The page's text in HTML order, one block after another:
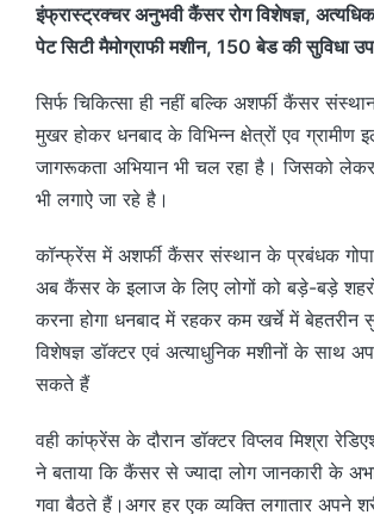
इंफ्रास्ट्रक्चर अनुभवी कैंसर रोग विशेषज्ञ,
पेट सिटी मैमोग्राफी मशीन, 150 बेड की सुविधा
सिर्फ चिकित्सा ही नहीं बल्कि अशर्फी कैंसर
मुखर होकर धनबाद के विभिन्न क्षेत्रों एव ग्रामीण
जागरूकता अभियान भी चल रहा है। जिसको लेकर
भी लगाऐ जा रहे है।
कॉन्फ्रेंस में अशर्फी कैंसर संस्थान के प्रबंधक
अब कैंसर के इलाज के लिए लोगों को बड़े-बड़े
करना होगा धनबाद में रहकर कम खर्चे में बेहतरीन
विशेषज्ञ डॉक्टर एवं अत्याधुनिक मशीनों के साथ
सकते हैं
वही कांफ्रेंस के दौरान डॉक्टर विप्लव मिश्रा
ने बताया कि कैंसर से ज्यादा लोग जानकारी के
गवा बैठते हैं।अगर हर एक व्यक्ति लगातार अपने